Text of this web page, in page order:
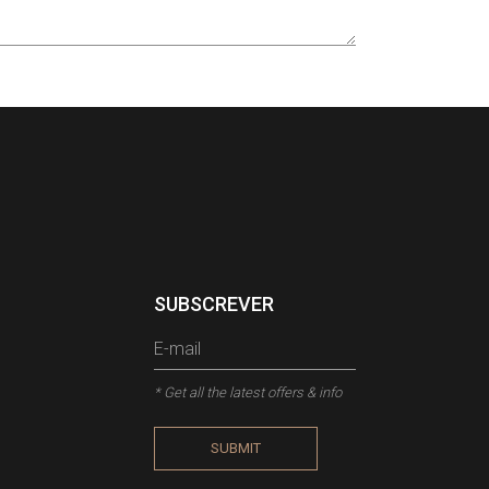
SUBSCREVER
* Get all the latest offers & info
SUBMIT